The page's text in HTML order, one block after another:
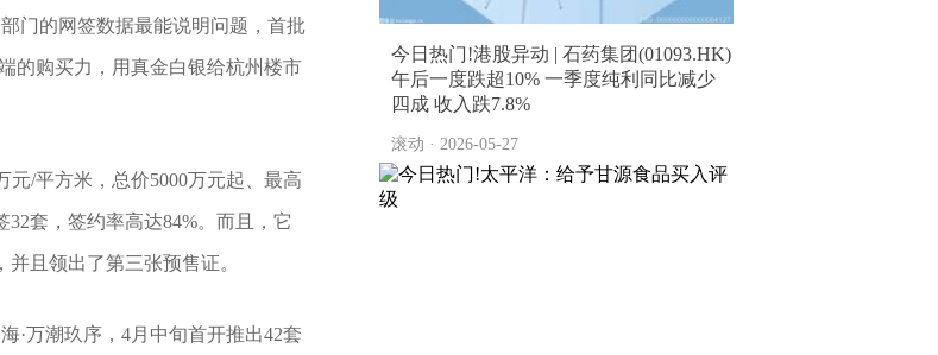
门的网签数据最能说明问题，首批
的购买力，用真金白银给杭州楼市
元/平方米，总价5000万元起、最高
套，签约率高达84%。而且，它
且领出了第三张预售证。
·万潮玖序，4月中旬首开推出42套
今日热门!港股异动 | 石药集团(01093.HK)
午后一度跌超10% 一季度纯利同比减少
四成 收入跌7.8%
滚动 · 2026-05-27